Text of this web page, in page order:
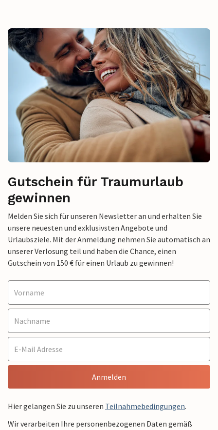
Gutschein für Traumurlaub
gewinnen
Melden Sie sich für unseren Newsletter an und erhalten Sie
unsere neuesten und exklusivsten Angebote und
Urlaubsziele. Mit der Anmeldung nehmen Sie automatisch an
unserer Verlosung teil und haben die Chance, einen
Gutschein von 150 € für einen Urlaub zu gewinnen!
Anmelden
Hier gelangen Sie zu unseren Teilnahmebedingungen.
Wir verarbeiten Ihre personenbezogenen Daten gemäß